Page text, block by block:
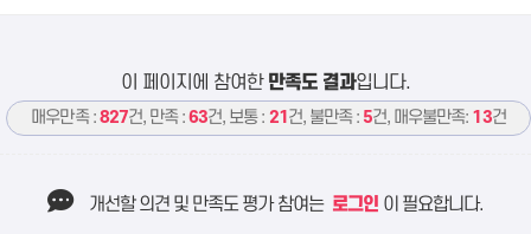
이 페이지에 참여한 만족도 결과입니다.
매우만족 :827건, 만족 :63건, 보통 : 21 건, 불만족 : 5건, 매우불만족: 13건
개선할 의견 및 만족도 평가 참여는 로그인 이 필요합니다.